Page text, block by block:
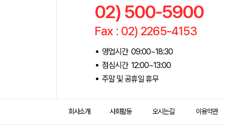
02) 500-5900
Fax : 02) 2265-4153
영업시간 09:00~18:30
점심시간 12:00~13:00
주말 및 공휴일 휴무
회사소개 사회활동 오시는길 이용약관